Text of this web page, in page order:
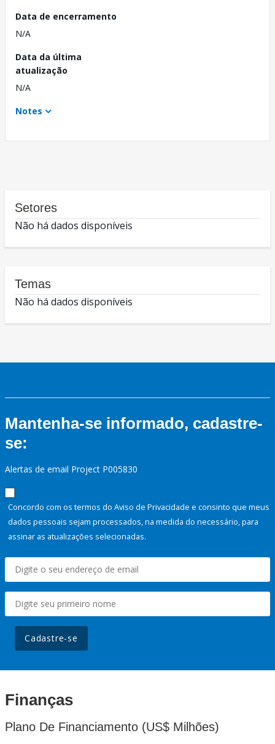
Data de encerramento
N/A
Data da última
atualização
N/A
Notes
Setores
Não há dados disponíveis
Temas
Não há dados disponíveis
Mantenha-se informado, cadastre-
se:
Alertas de email Project P005830
Concordo com os termos do Aviso de Privacidade e consinto que meus
dados pessoais sejam processados, na medida do necessário, para
assinar as atualizações selecionadas.
Cadastre-se
Finanças
Plano De Financiamento (US$ Milhões)